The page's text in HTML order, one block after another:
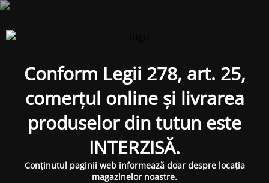
Conform Legii 278, art. 25,
comerțul online și livrarea
produselor din tutun este
INTERZISĂ.
Conținutul paginii web informează doar despre locația
magazinelor noastre.